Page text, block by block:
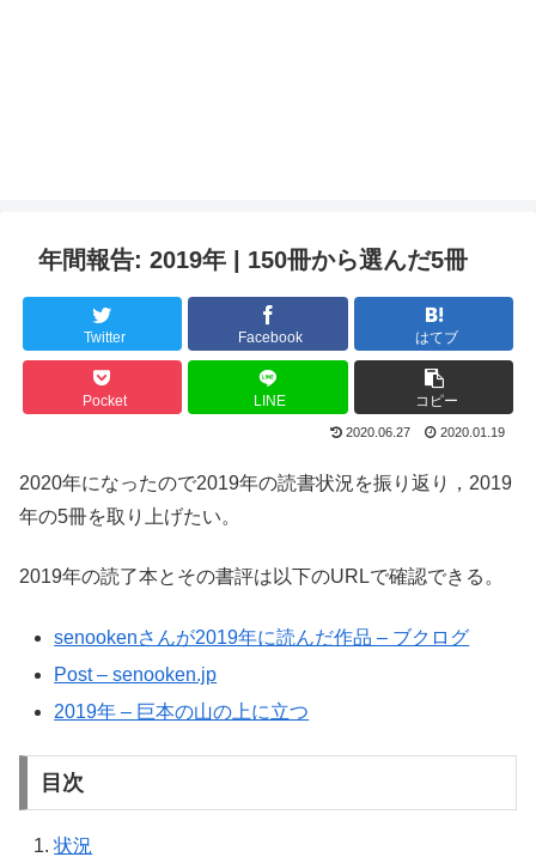
年間報告: 2019年 | 150冊から選んだ5冊
Twitter Facebook はてブ
Pocket LINE コピー
2020.06.27 2020.01.19
2020年になったので2019年の読書状況を振り返り，2019
年の5冊を取り上げたい。
2019年の読了本とその書評は以下のURLで確認できる。
senookenさんが2019年に読んだ作品 – ブクログ
Post – senooken.jp
2019年 – 巨本の山の上に立つ
目次
状況